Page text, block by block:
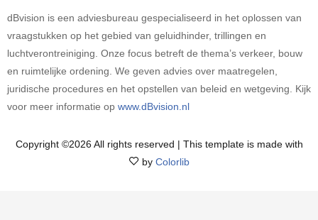
dBvision is een adviesbureau gespecialiseerd in het oplossen van
vraagstukken op het gebied van geluidhinder, trillingen en
luchtverontreiniging. Onze focus betreft de thema’s verkeer, bouw
en ruimtelijke ordening. We geven advies over maatregelen,
juridische procedures en het opstellen van beleid en wetgeving. Kijk
voor meer informatie op www.dBvision.nl
Copyright ©2026 All rights reserved | This template is made with
by Colorlib